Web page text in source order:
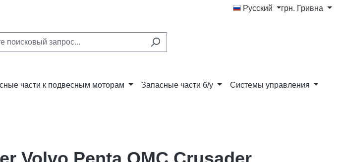
Русский грн. Гривна
части к подвесным моторам Запасные части б/у Системы управления